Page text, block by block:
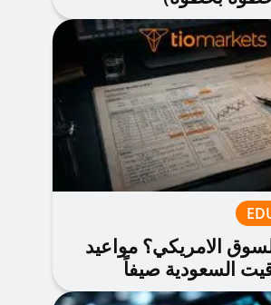
الامريكي؟ مواعيد
السعودية صيفاً